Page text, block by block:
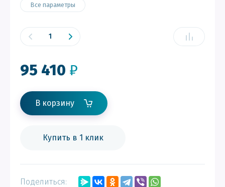
Все параметры
95 410 ₽
В корзину
Купить в 1 клик
Поделиться: